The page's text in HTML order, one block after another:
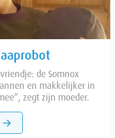
de Somnox
en makkelijker in
zegt zijn moeder.